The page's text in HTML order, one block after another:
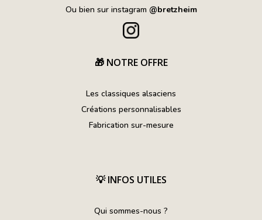
choisies
Ou bien sur instagram @bretzheim
🎁 NOTRE OFFRE
Les classiques alsaciens
Créations personnalisables
Fabrication sur-mesure
💡INFOS UTILES
Qui sommes-nous ?